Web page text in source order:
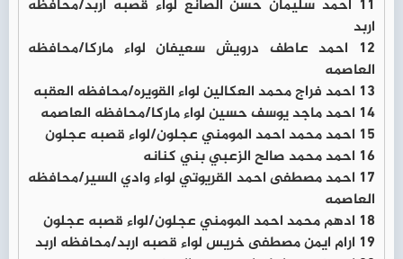
11 احمد سليمان حسن الصانع لواء قصبه اربد/محافظه
اربد
12 احمد عاطف درويش سعيفان لواء ماركا/محافظه
العاصمه
13 احمد فراج محمد العكالين لواء القويره/محافظه العقبه
14 احمد ماجد يوسف حسين لواء ماركا/محافظه العاصمه
15 احمد محمد احمد المومني عجلون/لواء قصبه عجلون
16 احمد محمد صالح الزعبي بني كنانه
17 احمد مصطفى احمد القريوتي لواء وادي السير/محافظه
العاصمه
18 ادهم محمد احمد المومني عجلون/لواء قصبه عجلون
19 ارام ايمن مصطفى خريس لواء قصبه اربد/محافظه اربد